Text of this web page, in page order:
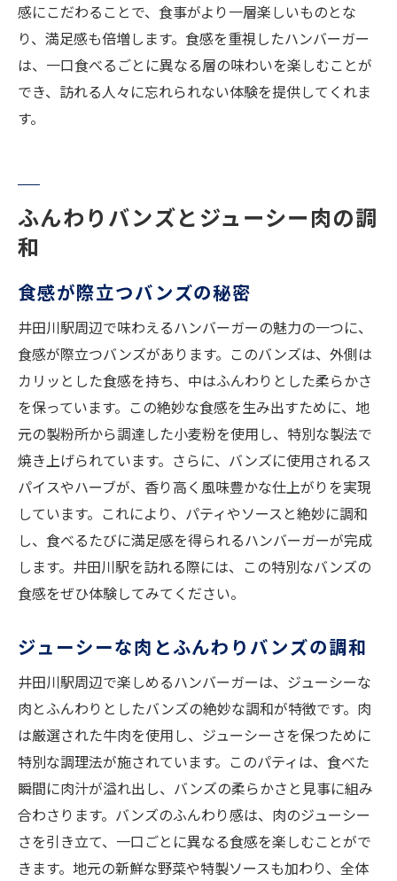
感にこだわることで、食事がより一層楽しいものとな
り、満足感も倍増します。食感を重視したハンバーガー
は、一口食べるごとに異なる層の味わいを楽しむことが
でき、訪れる人々に忘れられない体験を提供してくれま
す。
ふんわりバンズとジューシー肉の調
和
食感が際立つバンズの秘密
井田川駅周辺で味わえるハンバーガーの魅力の一つに、
食感が際立つバンズがあります。このバンズは、外側は
カリッとした食感を持ち、中はふんわりとした柔らかさ
を保っています。この絶妙な食感を生み出すために、地
元の製粉所から調達した小麦粉を使用し、特別な製法で
焼き上げられています。さらに、バンズに使用されるス
パイスやハーブが、香り高く風味豊かな仕上がりを実現
しています。これにより、パティやソースと絶妙に調和
し、食べるたびに満足感を得られるハンバーガーが完成
します。井田川駅を訪れる際には、この特別なバンズの
食感をぜひ体験してみてください。
ジューシーな肉とふんわりバンズの調和
井田川駅周辺で楽しめるハンバーガーは、ジューシーな
肉とふんわりとしたバンズの絶妙な調和が特徴です。肉
は厳選された牛肉を使用し、ジューシーさを保つために
特別な調理法が施されています。このパティは、食べた
瞬間に肉汁が溢れ出し、バンズの柔らかさと見事に組み
合わさります。バンズのふんわり感は、肉のジューシー
さを引き立て、一口ごとに異なる食感を楽しむことがで
きます。地元の新鮮な野菜や特製ソースも加わり、全体